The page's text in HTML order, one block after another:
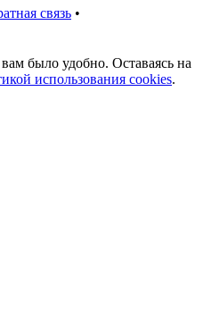
связь •
было удобно. Оставаясь на
использования cookies.